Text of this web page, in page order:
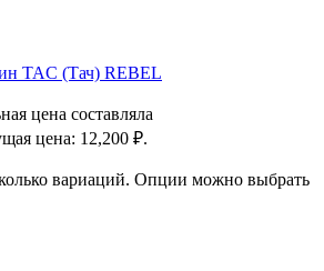
TAC (Тач) REBEL
цена составляла
цена: 12,200 ₽.
вариаций. Опции можно выбрать